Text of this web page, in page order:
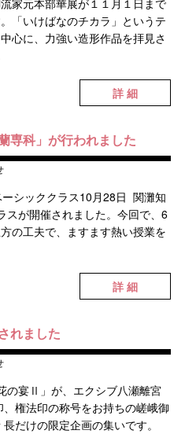
家元本部華展が１１月１日まで
「いけばなのチカラ」というテ
心に、力強い造形作品を拝見さ
詳 細
専科」が行われました
シッククラス10月28日 関灘知
が開催されました。今回で、6
の工夫で、ますます熱い授業を
詳 細
れました
の宴Ⅱ」が、エクシブ八瀬離宮
権法印の称号をお持ちの嵯峨御
だけの限定企画の集いです。